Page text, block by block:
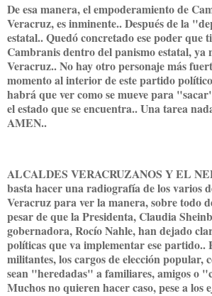
De esa manera, el empoderamiento de
Veracruz, es inminente.. Después de la
estatal.. Quedó concretado ese poder que
Cambranis dentro del panismo estatal, ya
Veracruz.. No hay otro personaje más
momento al interior de este partido
habrá que ver como se mueve para
el estado que se encuentra.. Una tarea
AMEN..
ALCALDES VERACRUZANOS Y EL
basta hacer una radiografía de los varios
Veracruz para ver la manera, sobre todo
pesar de que la Presidenta, Claudia
gobernadora, Rocío Nahle, han dejado
políticas que va implementar ese partido..
militantes, los cargos de elección popular,
sean "heredadas" a familiares, amigos o
Muchos no quieren hacer caso, pese a los